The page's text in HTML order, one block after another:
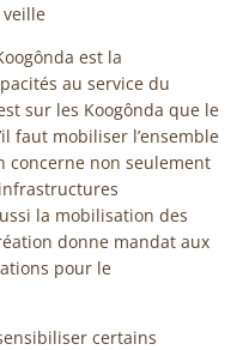
est la
au service du
sur les Koogônda que le
faut mobiliser l’ensemble
concerne non seulement
la mobilisation des
donne mandat aux
pour le
certains